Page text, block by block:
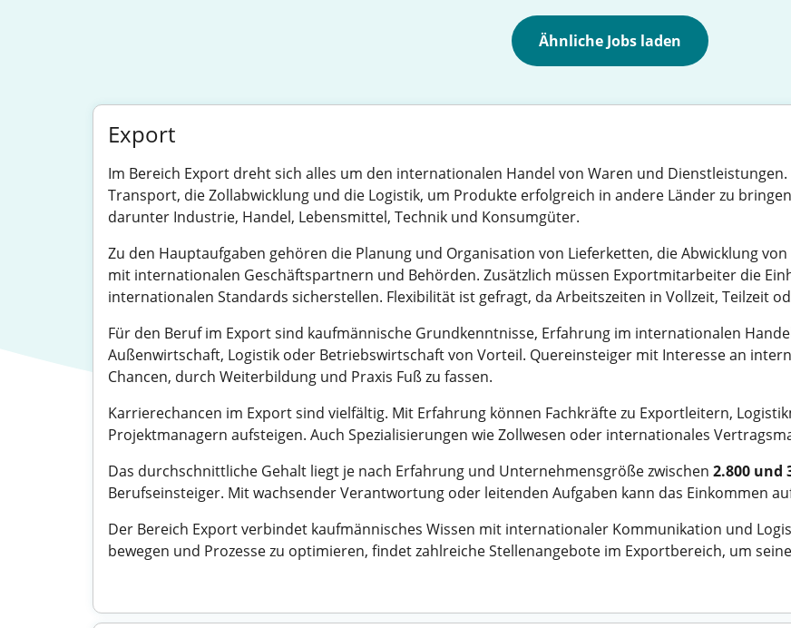
Ähnliche Jobs laden
Export
Im Bereich Export dreht sich alles um den internationalen Handel von Waren und
Transport, die Zollabwicklung und die Logistik, um Produkte erfolgreich in andere Länder zu
darunter Industrie, Handel, Lebensmittel, Technik und Konsumgüter.
Zu den Hauptaufgaben gehören die Planung und Organisation von Lieferketten, die Abwicklung
mit internationalen Geschäftspartnern und Behörden. Zusätzlich müssen Exportmitarbeiter die
internationalen Standards sicherstellen. Flexibilität ist gefragt, da Arbeitszeiten in Vollzeit, Teilzeit
Für den Beruf im Export sind kaufmännische Grundkenntnisse, Erfahrung im internationalen
Außenwirtschaft, Logistik oder Betriebswirtschaft von Vorteil. Quereinsteiger mit Interesse an
Chancen, durch Weiterbildung und Praxis Fuß zu fassen.
Karrierechancen im Export sind vielfältig. Mit Erfahrung können Fachkräfte zu Exportleitern,
Projektmanagern aufsteigen. Auch Spezialisierungen wie Zollwesen oder internationales
Das durchschnittliche Gehalt liegt je nach Erfahrung und Unternehmensgröße zwischen 2.800 und
Berufseinsteiger. Mit wachsender Verantwortung oder leitenden Aufgaben kann das Einkommen
Der Bereich Export verbindet kaufmännisches Wissen mit internationaler Kommunikation und
bewegen und Prozesse zu optimieren, findet zahlreiche Stellenangebote im Exportbereich, um